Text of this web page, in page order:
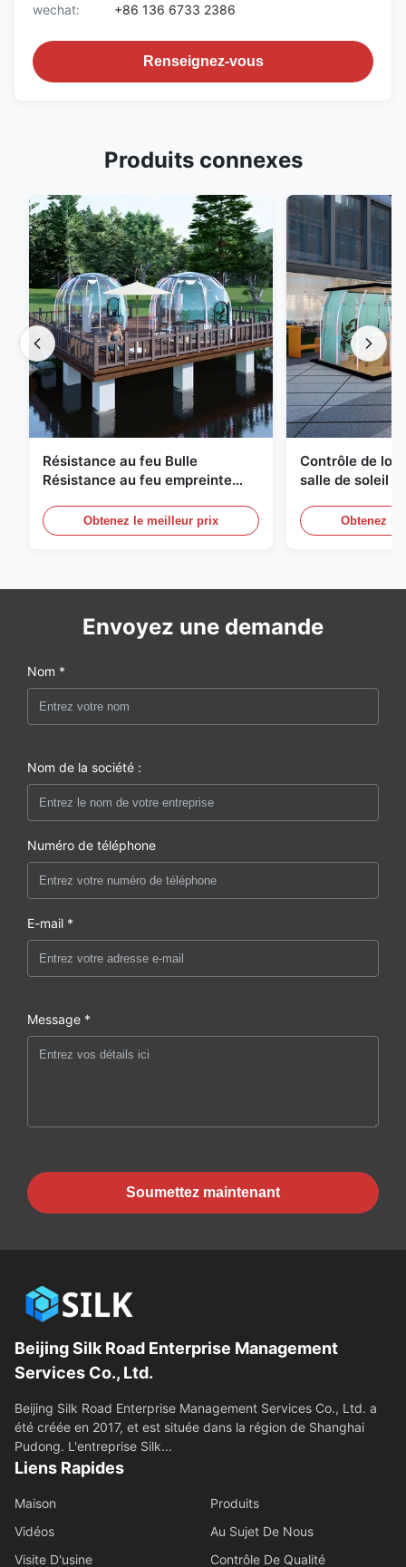
wechat:
+86 136 6733 2386
Renseignez-vous
Produits connexes
Résistance au feu Bulle
Résistance au feu empreinte
Obtenez le meilleur prix
Contrôle de
salle de soleil
Obtenez
Envoyez une demande
Nom *
Nom de la société :
Numéro de téléphone
E-mail *
Message *
Soumettez maintenant
Beijing Silk Road Enterprise Management
Services Co., Ltd.
Beijing Silk Road Enterprise Management Services Co., Ltd. a
été créée en 2017, et est située dans la région de Shanghai
Pudong. L'entreprise Silk...
Liens Rapides
Maison
Produits
Vidéos
Au Sujet De Nous
Visite D'usine
Contrôle De Qualité